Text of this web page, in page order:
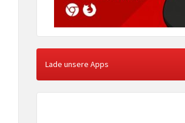
Lade unsere Apps